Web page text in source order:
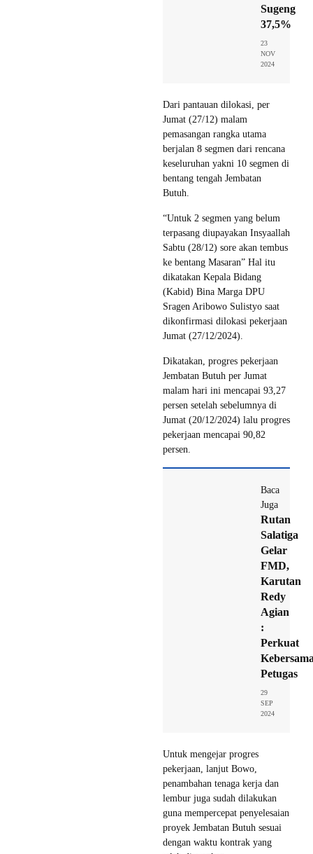
Sugeng
37,5%
23
NOV
2024
Dari pantauan dilokasi, per
Jumat (27/12) malam
pemasangan rangka utama
berjalan 8 segmen dari rencana
keseluruhan yakni 10 segmen di
bentang tengah Jembatan
Butuh.
“Untuk 2 segmen yang belum
terpasang diupayakan Insyaallah
Sabtu (28/12) sore akan tembus
ke bentang Masaran” Hal itu
dikatakan Kepala Bidang
(Kabid) Bina Marga DPU
Sragen Aribowo Sulistyo saat
dikonfirmasi dilokasi pekerjaan
Jumat (27/12/2024).
Dikatakan, progres pekerjaan
Jembatan Butuh per Jumat
malam hari ini mencapai 93,27
persen setelah sebelumnya di
Jumat (20/12/2024) lalu progres
pekerjaan mencapai 90,82
persen.
Baca
Juga
Rutan
Salatiga
Gelar
FMD,
Karutan
Redy
Agian
:
Perkuat
Petugas
29
SEP
2024
Untuk mengejar progres
pekerjaan, lanjut Bowo,
penambahan tenaga kerja dan
lembur juga sudah dilakukan
guna mempercepat penyelesaian
proyek Jembatan Butuh sesuai
dengan waktu kontrak yang